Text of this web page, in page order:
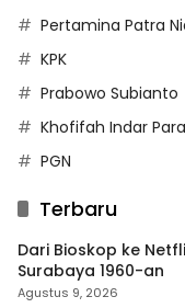
Pertamina Patra
KPK
Prabowo Subianto
Khofifah Indar
PGN
Terbaru
Dari Bioskop ke
Surabaya 1960-an
Agustus 9, 2026